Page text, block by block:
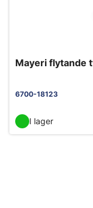
Mayeri flytande
6700-18123
I lager